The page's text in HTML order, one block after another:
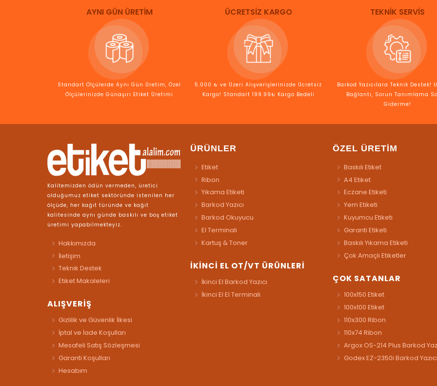
AYNI GÜN ÜRETİM
Standart Ölçülerde Aynı Gün Üretim, Özel
Ölçülerinizde Günaşırı Etiket Üretimi
ÜCRETSİZ KARGO
5.000 ₺ ve Üzeri Alışverişlerinizde Ücretsiz
Kargo! Standart 199.99₺ Kargo Bedeli
TEKNİK SERVİS
Barkod Yazıcılara Teknik Destek!
Bağlantı, Sorun Tanımlama
Giderme!
Kalitemizden ödün vermeden, üretici
olduğumuz etiket sektöründe istenilen her
ölçüde, her kağıt türünde ve kağıt
kalitesinde aynı günde baskılı ve boş etiket
üretimi yapabilmekteyiz.
Hakkımızda
İletişim
Teknik Destek
Etiket Makaleleri
ALIŞVERİŞ
Gizlilik ve Güvenlik İlkesi
İptal ve İade Koşulları
Mesafeli Satış Sözleşmesi
Garanti Koşulları
Hesabım
ÜRÜNLER
Etiket
Ribon
Yıkama Etiketi
Barkod Yazıcı
Barkod Okuyucu
El Terminali
Kartuş & Toner
İKİNCİ EL OT/VT ÜRÜNLERİ
İkinci El Barkod Yazıcı
İkinci El El Terminali
ÖZEL ÜRETİM
Baskılı Etiket
A4 Etiket
Eczane Etiketi
Yem Etiketi
Kuyumcu Etiketi
Garanti Etiketi
Baskılı Yıkama Etiketi
Çok Amaçlı Etiketler
ÇOK SATANLAR
100x150 Etiket
100x100 Etiket
110x300 Ribon
110x74 Ribon
Argox OS-214 Plus Barkod
Godex EZ-2350i Barkod Yazıcı